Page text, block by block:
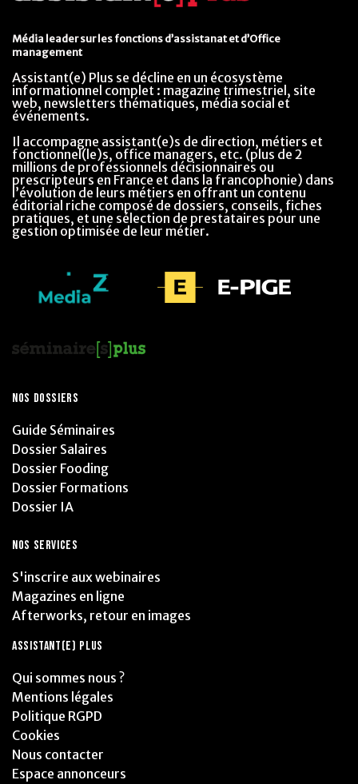
Média leader sur les fonctions d’assistanat et d’Office
management
Assistant(e) Plus se décline en un écosystème
informationnel complet : magazine trimestriel, site
web, newsletters thématiques, média social et
événements.
Il accompagne assistant(e)s de direction, métiers et
fonctionnel(le)s, office managers, etc. (plus de 2
millions de professionnels décisionnaires ou
prescripteurs en France et dans la francophonie) dans
l’évolution de leurs métiers en offrant un contenu
éditorial riche composé de dossiers, conseils, fiches
pratiques, et une sélection de prestataires pour une
gestion optimisée de leur métier.
NOS DOSSIERS
Guide Séminaires
Dossier Salaires
Dossier Fooding
Dossier Formations
Dossier IA
NOS SERVICES
S'inscrire aux webinaires
Magazines en ligne
Afterworks, retour en images
ASSISTANT(E) PLUS
Qui sommes nous ?
Mentions légales
Politique RGPD
Cookies
Nous contacter
Espace annonceurs